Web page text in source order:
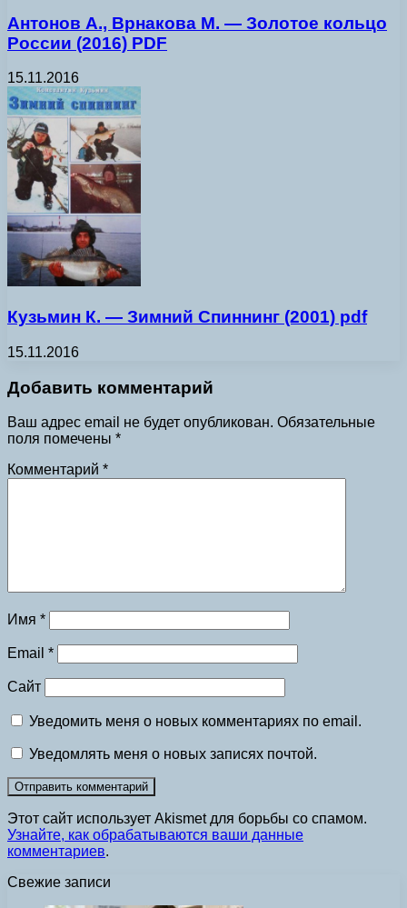
Антонов А., Врнакова М. — Золотое кольцо
России (2016) PDF
15.11.2016
Кузьмин К. — Зимний Спиннинг (2001) pdf
15.11.2016
Добавить комментарий
Ваш адрес email не будет опубликован. Обязательные
поля помечены *
Комментарий *
Имя *
Email *
Сайт
Уведомить меня о новых комментариях по email.
Уведомлять меня о новых записях почтой.
Этот сайт использует Akismet для борьбы со спамом.
Узнайте, как обрабатываются ваши данные
комментариев.
Свежие записи